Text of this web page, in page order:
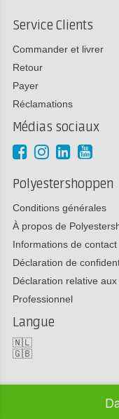
Service Clients
Commander et livrer
Retour
Payer
Réclamations
Médias sociaux
Polyestershoppen
Conditions générales
À propos de
Informations de contact
Déclaration de
Déclaration relative
Professionnel
Langue
🇳🇱
🇬🇧